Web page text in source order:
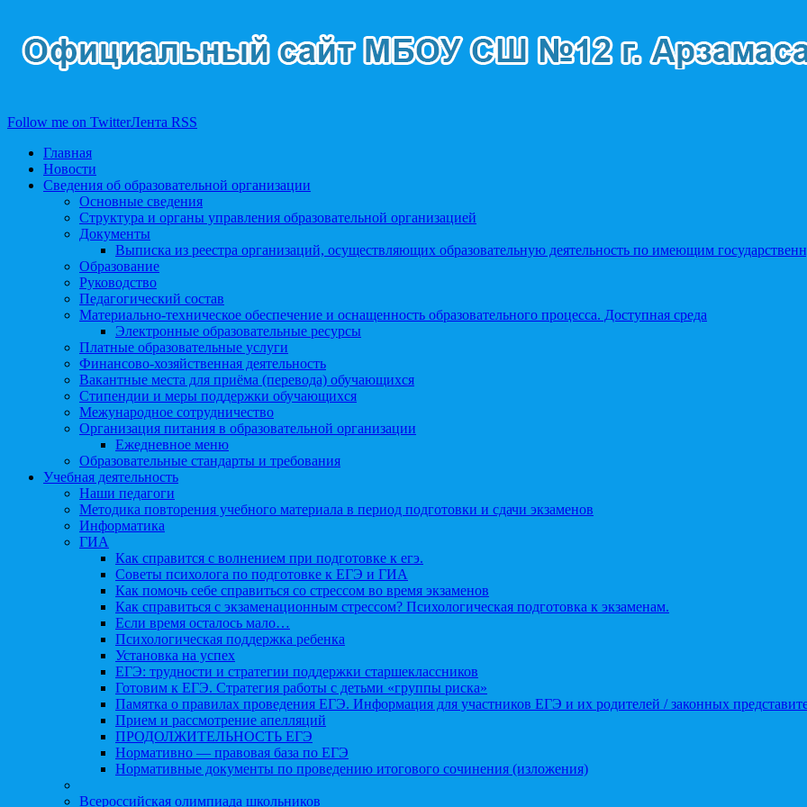
Follow me on TwitterЛента RSS
Главная
Новости
Сведения об образовательной организации
Основные сведения
Структура и органы управления образовательной организацией
Документы
Выписка из реестра организаций, осуществляющих образовательную деятельность по имеющим
Образование
Руководство
Педагогический состав
Материально-техническое обеспечение и оснащенность образовательного процесса. Доступная среда
Электронные образовательные ресурсы
Платные образовательные услуги
Финансово-хозяйственная деятельность
Вакантные места для приёма (перевода) обучающихся
Стипендии и меры поддержки обучающихся
Межународное сотрудничество
Организация питания в образовательной организации
Ежедневное меню
Образовательные стандарты и требования
Учебная деятельность
Наши педагоги
Методика повторения учебного материала в период подготовки и сдачи экзаменов
Информатика
ГИА
Как справится с волнением при подготовке к егэ.
Советы психолога по подготовке к ЕГЭ и ГИА
Как помочь себе справиться со стрессом во время экзаменов
Как справиться с экзаменационным стрессом? Психологическая подготовка к экзаменам.
Если время осталось мало…
Психологическая поддержка ребенка
Установка на успех
ЕГЭ: трудности и стратегии поддержки старшеклассников
Готовим к ЕГЭ. Стратегия работы с детьми «группы риска»
Памятка о правилах проведения ЕГЭ. Информация для участников ЕГЭ и их родителей / законных
Прием и рассмотрение апелляций
ПРОДОЛЖИТЕЛЬНОСТЬ ЕГЭ
Нормативно — правовая база по ЕГЭ
Нормативные документы по проведению итогового сочинения (изложения)
Всероссийская олимпиада школьников